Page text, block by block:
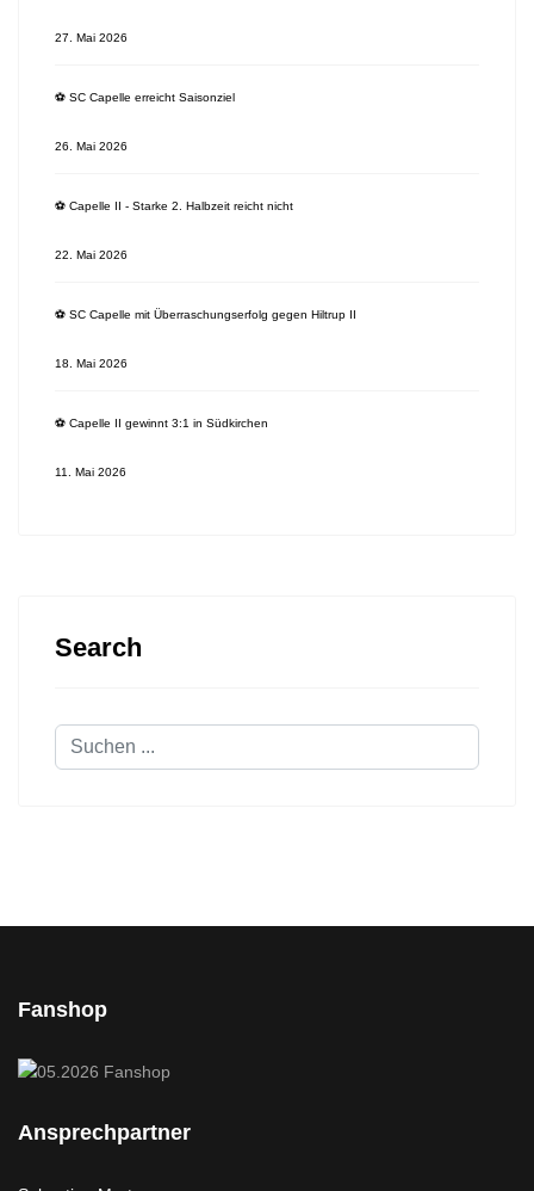
27. Mai 2026
⚽️ SC Capelle erreicht Saisonziel
26. Mai 2026
⚽️ Capelle II - Starke 2. Halbzeit reicht nicht
22. Mai 2026
⚽️ SC Capelle mit Überraschungserfolg gegen Hiltrup II
18. Mai 2026
⚽️ Capelle II gewinnt 3:1 in Südkirchen
11. Mai 2026
Search
Suchen
Fanshop
Ansprechpartner